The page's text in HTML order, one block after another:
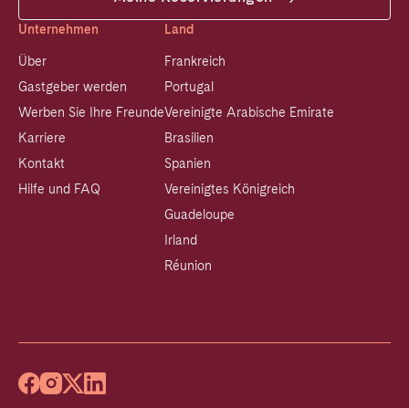
Unternehmen
Über
Gastgeber werden
Werben Sie Ihre Freunde
Karriere
Kontakt
Hilfe und FAQ
Land
Frankreich
Portugal
Vereinigte Arabische Emirate
Brasilien
Spanien
Vereinigtes Königreich
Guadeloupe
Irland
Réunion